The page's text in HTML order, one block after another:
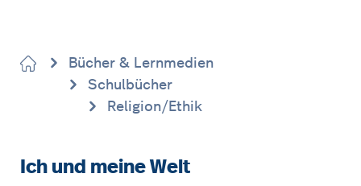
Bücher & Lernmedien
Schulbücher
Religion/Ethik
Ich und meine Welt